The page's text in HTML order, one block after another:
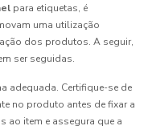
para etiquetas, é
uma utilização
dos produtos. A seguir,
ser seguidas.
adequada. Certifique-se de
no produto antes de fixar a
ao item e assegura que a